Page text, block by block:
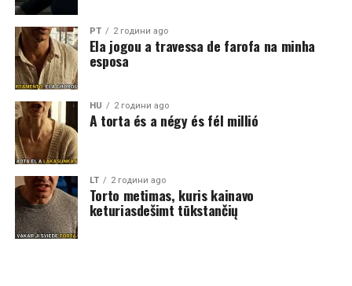
PT 2 години ago
Ela jogou a travessa de farofa na minha
esposa
HU 2 години ago
A torta és a négy és fél millió
LT 2 години ago
Torto metimas, kuris kainavo
keturiasdešimt tūkstančių